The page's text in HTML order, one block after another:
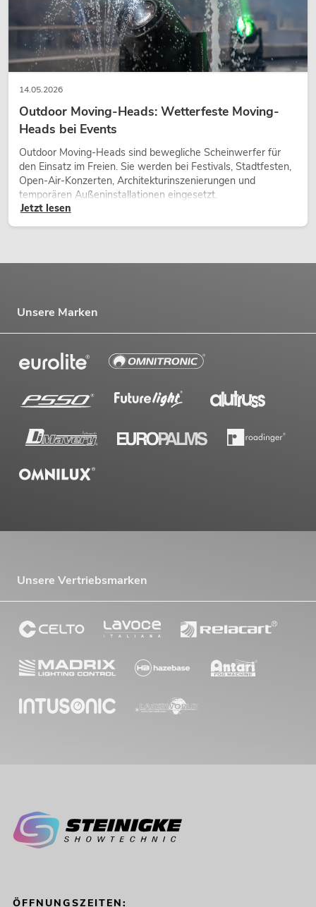
14.05.2026
Outdoor Moving-Heads: Wetterfeste Moving-
Heads bei Events
Outdoor Moving-Heads sind bewegliche Scheinwerfer für
den Einsatz im Freien. Sie werden bei Festivals, Stadtfesten,
Open-Air-Konzerten, Architekturinszenierungen und
temporären Außeninstallationen eingesetzt.
Jetzt lesen
Unsere Marken
Unsere Vertriebsmarken
ÖFFNUNGSZEITEN: